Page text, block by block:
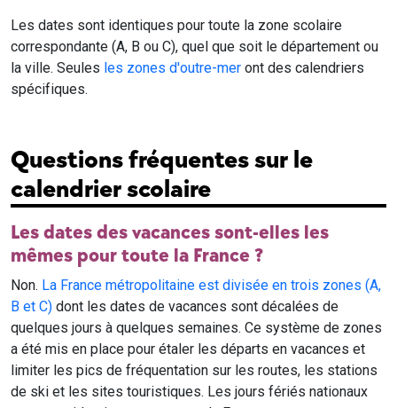
Les dates sont identiques pour toute la zone scolaire
correspondante (A, B ou C), quel que soit le département ou
la ville. Seules les zones d'outre-mer ont des calendriers
spécifiques.
Questions fréquentes sur le
calendrier scolaire
Les dates des vacances sont-elles les
mêmes pour toute la France ?
Non. La France métropolitaine est divisée en trois zones (A,
B et C) dont les dates de vacances sont décalées de
quelques jours à quelques semaines. Ce système de zones
a été mis en place pour étaler les départs en vacances et
limiter les pics de fréquentation sur les routes, les stations
de ski et les sites touristiques. Les jours fériés nationaux